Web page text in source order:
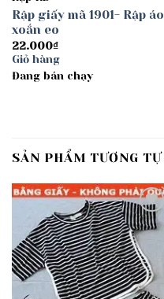
Rập giấy mã 1901- Rập áo
xoắn eo
22.000₫
Giỏ hàng
Đang bán chạy
SẢN PHẨM TƯƠNG TỰ
Add to
wishlist